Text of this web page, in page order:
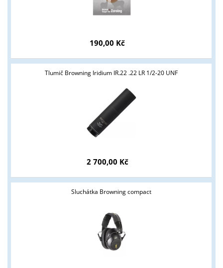
190,00 Kč
Tlumič Browning Iridium IR.22 .22 LR 1/2-20 UNF
2 700,00 Kč
Sluchátka Browning compact
podnikatelům v oblasti zbraně a střelivo. Splňujete tyto
podmínky?
ANO